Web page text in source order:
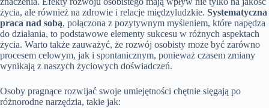
życia, ale również na zdrowie i relacje międzyludzkie. Systematyczna
praca nad sobą, połączona z pozytywnym myśleniem, które napędza
do działania, to podstawowe elementy sukcesu w różnych aspektach
życia. Warto także zauważyć, że rozwój osobisty może być zarówno
procesem celowym, jak i spontanicznym, ponieważ czasem zmiany
wynikają z naszych życiowych doświadczeń.
Osoby pragnące rozwijać swoje umiejętności chętnie sięgają po
różnorodne narzędzia, takie jak: